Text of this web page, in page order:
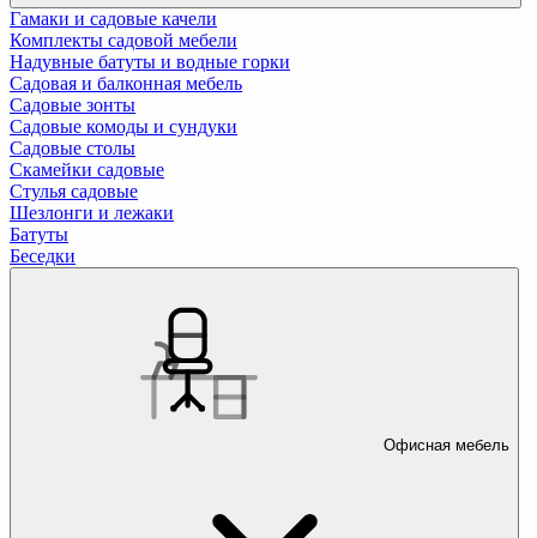
Гамаки и садовые качели
Комплекты садовой мебели
Надувные батуты и водные горки
Садовая и балконная мебель
Садовые зонты
Садовые комоды и сундуки
Садовые столы
Скамейки садовые
Стулья садовые
Шезлонги и лежаки
Батуты
Беседки
Офисная мебель